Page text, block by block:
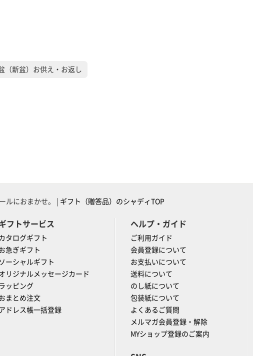
（新盆）お供え・お返し
ルにおまかせ。 | ギフト（贈答品）のシャディTOP
フトサービス
タログギフト
急ぎギフト
ソーシャルギフト
リジナルメッセージカード
ラッピング
まとめ注文
ドレス帳一括登録
ヘルプ・ガイド
ご利用ガイド
会員登録について
お支払いについて
送料について
のし紙について
包装紙について
よくあるご質問
メルマガ会員登録・解除
MYショップ登録のご案内